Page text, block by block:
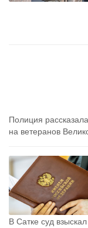
Полиция
на ветеранов
В Сатке суд